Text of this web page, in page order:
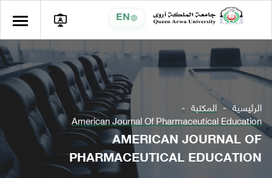
EN
الرئيسية المكتبة
American Journal Of Pharmaceutical Education
AMERICAN JOURNAL OF
PHARMACEUTICAL EDUCATION